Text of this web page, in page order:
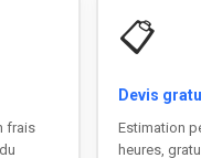
frais
📋
Devis
Estimation
heures,